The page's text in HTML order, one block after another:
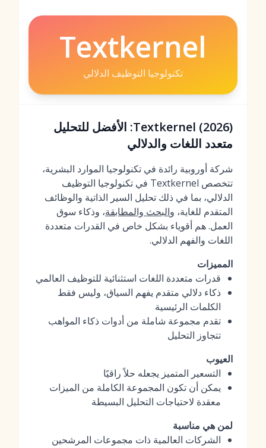
Textkernel
تكنولوجيا التوظيف الدلالي
Textkernel (2026): الأفضل للتحليل
متعدد اللغات والدلالي
شركة أوروبية رائدة في تكنولوجيا الموارد البشرية،
تتخصص Textkernel في تكنولوجيا التوظيف
الدلالي، بما في ذلك تحليل السير الذاتية والوظائف
المتقدم للغاية، والبحث والمطابقة، وذكاء سوق
العمل. هم أقوياء بشكل خاص في القدرات متعددة
اللغات والفهم الدلالي.
المميزات
قدرات متعددة اللغات استثنائية للتوظيف العالمي
ذكاء دلالي متقدم يفهم السياق، وليس فقط
الكلمات الرئيسية
تقدم مجموعة شاملة من أدوات ذكاء المواهب
تتجاوز التحليل
العيوب
التسعير المتميز يجعله حلاً راقيًا
يمكن أن تكون المجموعة الكاملة من الميزات
معقدة لاحتياجات التحليل البسيطة
لمن هي مناسبة
الشركات العالمية ذات مجموعات المرشحين